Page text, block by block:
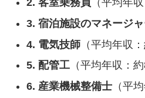
2. 客室乗務員 （平均年
3. 宿泊施設のマネージ
4. 電気技師（平均年収
5. 配管工（平均年収：
6. 産業機械整備士（平